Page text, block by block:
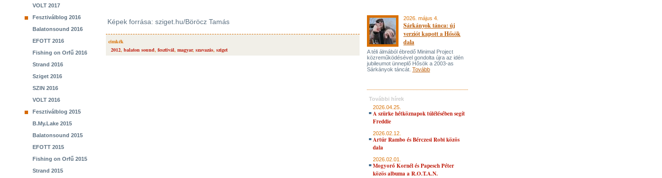
VOLT 2017
Fesztiválblog 2016
Balatonsound 2016
EFOTT 2016
Fishing on Orfű 2016
Strand 2016
Sziget 2016
SZIN 2016
VOLT 2016
Fesztiválblog 2015
B.My.Lake 2015
Balatonsound 2015
EFOTT 2015
Fishing on Orfű 2015
Strand 2015
Képek forrása: sziget.hu/Böröcz Tamás
cimkék
2012, balaton sound, fesztivál, magyar, szavazás, sziget
2026. május 4.
Sárkányok tánca: új
verziót kapott a Hősök
dala
A téli álmából ébredő Minimal Project
közreműködésével gondolta újra az idén
jubileumot ünneplő Hősök a 2003-as
Sárkányok táncát. Tovább
További hírek
2026.04.25.
A szürke hétköznapok túlélésében segít
Freddie
2026.02.12.
Artúr Rambo és Bérczesi Robi közös
dala
2026.02.01.
Mogyoró Kornél és Papesch Péter
közös albuma a R.O.T.A.N.